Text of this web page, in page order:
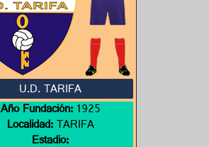
U.D. TARIFA
Año Fundación:1925
Localidad:TARIFA
Estadio: